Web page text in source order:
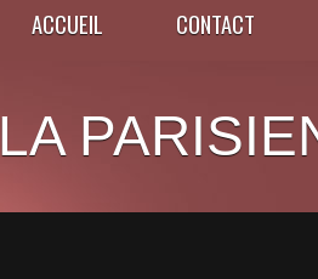
ACCUEIL CONTACT
LA